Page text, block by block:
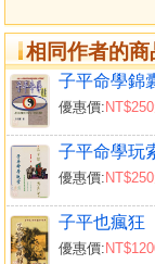
相同作者的商
子平命學錦
優惠價:
子平命學玩
優惠價:
子平也瘋狂
優惠價:
印格的成敗救應及
建祿格的成敗救
陽刃格的成敗救應
第二二章 特別格
從格的成敗救應及
一行得氣格的成敗
化氣可的成敗救應
兩神成象的成敗救
第二三章 用神純